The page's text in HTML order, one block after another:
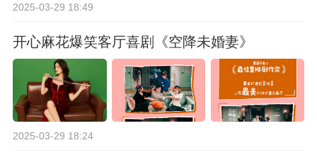
2025-03-29 18:49
开心麻花爆笑客厅喜剧《空降未婚妻》
2025-03-29 18:24